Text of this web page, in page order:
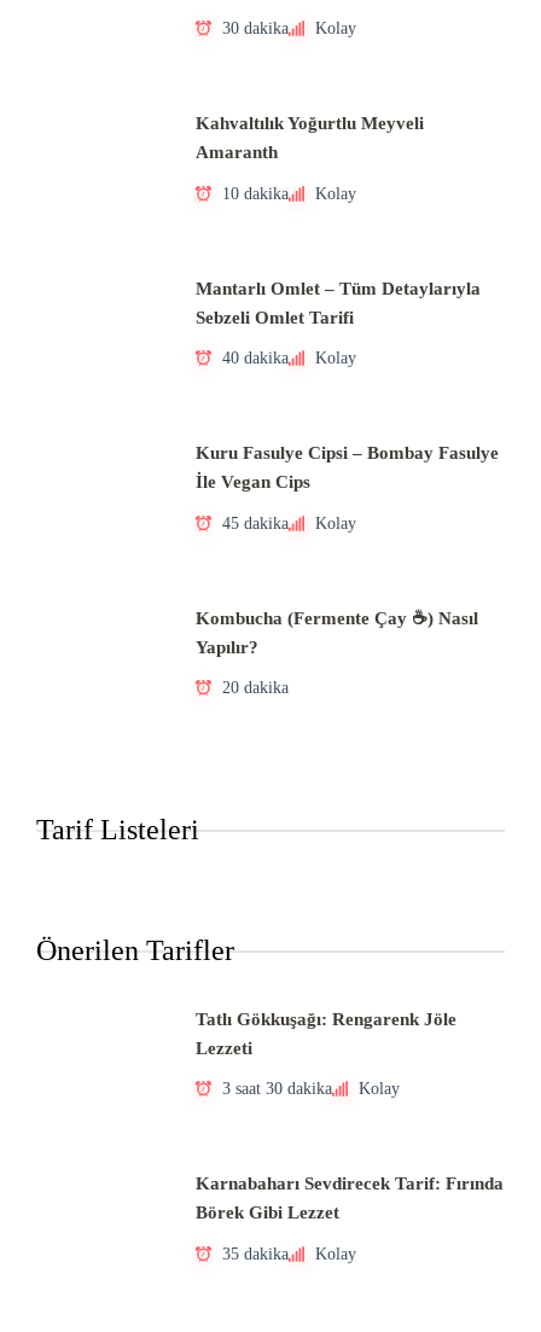
30 dakika Kolay
Kahvaltılık Yoğurtlu Meyveli
Amaranth
10 dakika Kolay
Mantarlı Omlet – Tüm Detaylarıyla
Sebzeli Omlet Tarifi
40 dakika Kolay
Kuru Fasulye Cipsi – Bombay Fasulye
İle Vegan Cips
45 dakika Kolay
Kombucha (Fermente Çay ☕) Nasıl
Yapılır?
20 dakika
Tarif Listeleri
Önerilen Tarifler
Tatlı Gökkuşağı: Rengarenk Jöle
Lezzeti
3 saat 30 dakika Kolay
Karnabaharı Sevdirecek Tarif: Fırında
Börek Gibi Lezzet
35 dakika Kolay